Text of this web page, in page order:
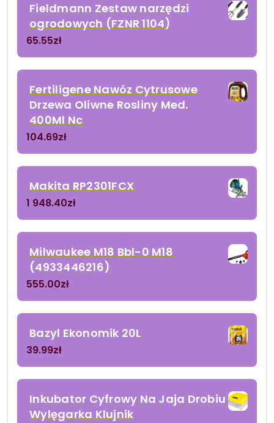
Fieldmann Zestaw narzędzi
ogrodowych (FZNR 1104)
65.55zł
Fertiligene Nawóz Cytrusowe
Drzewa Oliwne Rosliny Med.
400Ml Nc
104.69zł
Makita RP2301FCX
1 948.40zł
Milwaukee M18 Bbl-0 M18
(4933446216)
555.00zł
Bazyl Ekonomik 20L
39.99zł
Inkubator Cyfrowy Na Jaja Drobiu
Wylęgarka Klujnik